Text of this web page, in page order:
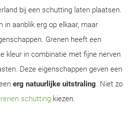
bij een schutting laten plaatsen.
in aanblik erg op elkaar, maar
Grenen heeft een
kleur in combinatie met fijne nerven
Deze eigenschappen geven een
erg natuurlijke uitstraling. Niet zo
schutting kiezen.